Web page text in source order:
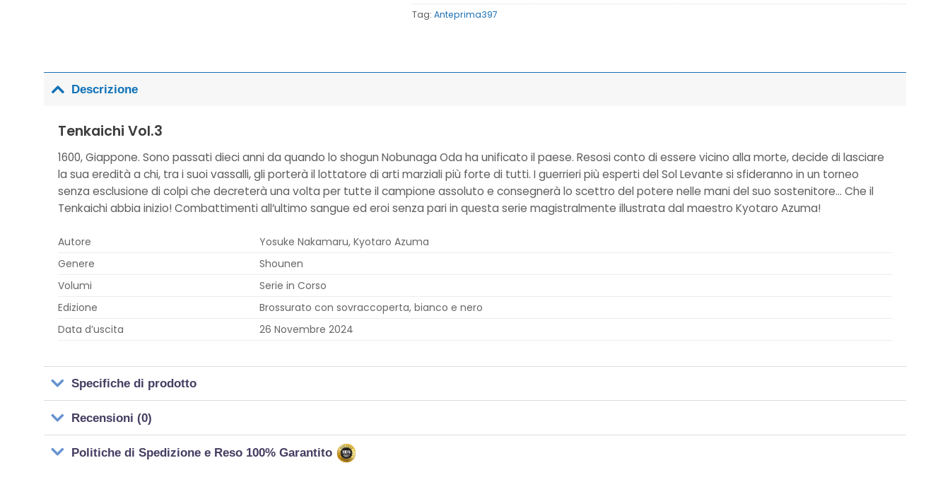
Tag: Anteprima397
Descrizione
Tenkaichi Vol.3
1600, Giappone. Sono passati dieci anni da quando lo shogun Nobunaga Oda ha unificato il paese. Resosi conto di essere vicino alla morte, decide di lasciare
la sua eredità a chi, tra i suoi vassalli, gli porterà il lottatore di arti marziali più forte di tutti. I guerrieri più esperti del Sol Levante si sfideranno in un torneo
senza esclusione di colpi che decreterà una volta per tutte il campione assoluto e consegnerà lo scettro del potere nelle mani del suo sostenitore… Che il
Tenkaichi abbia inizio! Combattimenti all’ultimo sangue ed eroi senza pari in questa serie magistralmente illustrata dal maestro Kyotaro Azuma!
Autore
Yosuke Nakamaru, Kyotaro Azuma
Genere
Shounen
Volumi
Serie in Corso
Edizione
Brossurato con sovraccoperta, bianco e nero
Data d’uscita
26 Novembre 2024
Specifiche di prodotto
Recensioni (0)
Politiche di Spedizione e Reso 100% Garantito